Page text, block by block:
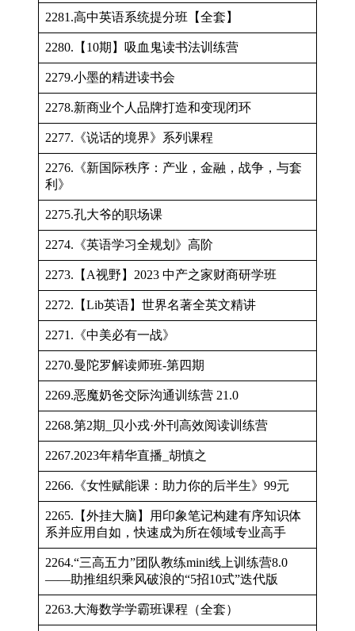
2281.高中英语系统提分班【全套】
2280.【10期】吸血鬼读书法训练营
2279.小墨的精进读书会
2278.新商业个人品牌打造和变现闭环
2277.《说话的境界》系列课程
2276.《新国际秩序：产业，金融，战争，与套
利》
2275.孔大爷的职场课
2274.《英语学习全规划》高阶
2273.【A视野】2023 中产之家财商研学班
2272.【Lib英语】世界名著全英文精讲
2271.《中美必有一战》
2270.曼陀罗解读师班-第四期
2269.恶魔奶爸交际沟通训练营 21.0
2268.第2期_贝小戎·外刊高效阅读训练营
2267.2023年精华直播_胡慎之
2266.《女性赋能课：助力你的后半生》99元
2265.【外挂大脑】用印象笔记构建有序知识体
系并应用自如，快速成为所在领域专业高手
2264.“三高五力”团队教练mini线上训练营8.0
——助推组织乘风破浪的“5招10式”迭代版
2263.大海数学学霸班课程（全套）